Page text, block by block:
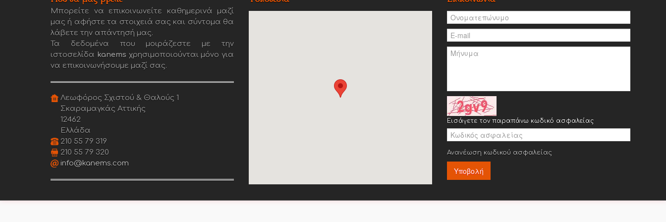
Μπορείτε να επικοινωνείτε καθημερινά μαζί
μας ή αφήστε τα στοιχειά σας και σύντομα θα
λάβετε την απάντησή μας.
Τα δεδομένα που μοιράζεστε με την
ιστοσελίδα kanems χρησιμοποιούνται μόνο για
να επικοινωνήσουμε μαζί σας.
Λεωφόρος Σχιστού & Θαλούς 1
Σκαραμαγκάς Αττικής
12462
Ελλάδα
210 55 79 319
210 55 79 320
info@kanems.com
Εισάγετε τον παραπάνω κωδικό ασφαλείας
Ανανέωση κωδικού ασφαλείας
Υποβολή